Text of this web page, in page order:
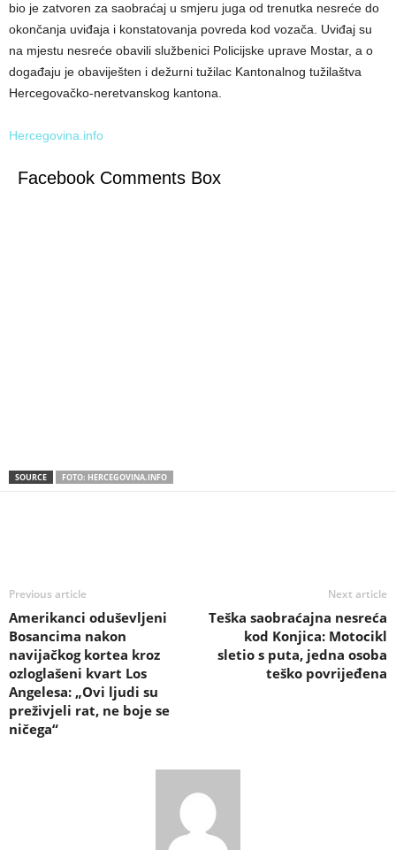
bio je zatvoren za saobraćaj u smjeru juga od trenutka nesreće do
okončanja uviđaja i konstatovanja povreda kod vozača. Uviđaj su
na mjestu nesreće obavili službenici Policijske uprave Mostar, a o
događaju je obaviješten i dežurni tužilac Kantonalnog tužilaštva
Hercegovačko-neretvanskog kantona.
Hercegovina.info
Facebook Comments Box
SOURCE FOTO: HERCEGOVINA.INFO
Previous article
Amerikanci oduševljeni
Bosancima nakon
navijačkog kortea kroz
ozloglašeni kvart Los
Angelesa: „Ovi ljudi su
preživjeli rat, ne boje se
ničega“
Next article
Teška saobraćajna nesreća
kod Konjica: Motocikl
sletio s puta, jedna osoba
teško povrijeđena